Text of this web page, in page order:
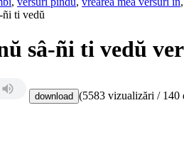
ñi ti vedŭ
sâ-ñi ti vedŭ
(5583 vizualizări / 140